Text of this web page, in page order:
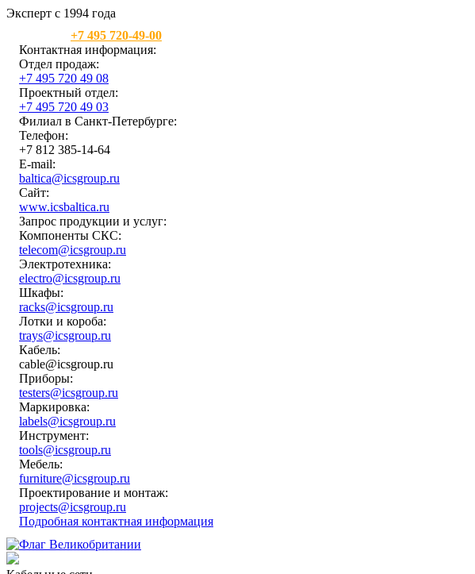
Эксперт с 1994 года
+7 495 720-49-00
Контактная информация:
Отдел продаж:
+7 495 720 49 08
Проектный отдел:
+7 495 720 49 03
Филиал в Санкт-Петербурге:
Телефон:
+7 812 385-14-64
E-mail:
baltica@icsgroup.ru
Сайт:
www.icsbaltica.ru
Запрос продукции и услуг:
Компоненты СКС:
telecom@icsgroup.ru
Электротехника:
electro@icsgroup.ru
Шкафы:
racks@icsgroup.ru
Лотки и короба:
trays@icsgroup.ru
Кабель:
cable@icsgroup.ru
Приборы:
testers@icsgroup.ru
Маркировка:
labels@icsgroup.ru
Инструмент:
tools@icsgroup.ru
Мебель:
furniture@icsgroup.ru
Проектирование и монтаж:
projects@icsgroup.ru
Подробная контактная информация